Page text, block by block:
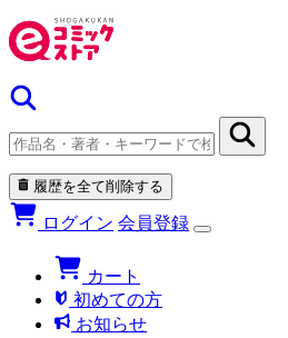
履歴を全て削除する
ログイン 会員登録
カート
初めての方
お知らせ